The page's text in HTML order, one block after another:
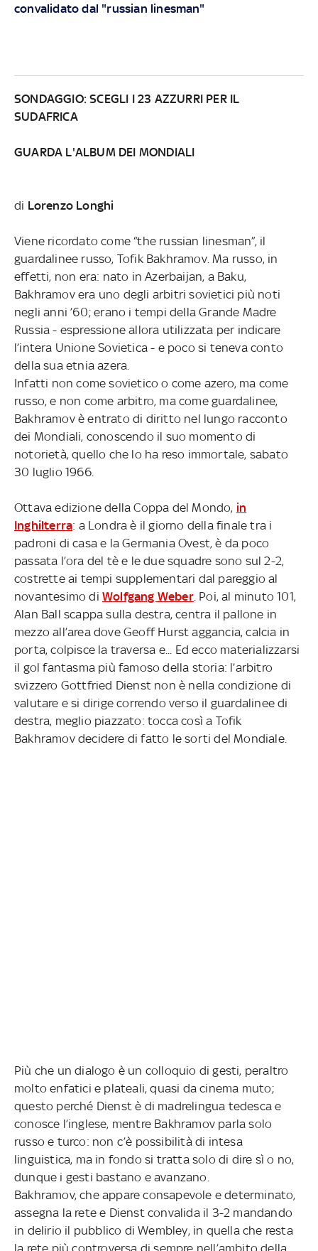
convalidato dal "russian linesman"
SONDAGGIO: SCEGLI I 23 AZZURRI PER IL
SUDAFRICA
GUARDA L'ALBUM DEI MONDIALI
di Lorenzo Longhi
Viene ricordato come “the russian linesman”, il
guardalinee russo, Tofik Bakhramov. Ma russo, in
effetti, non era: nato in Azerbaijan, a Baku,
Bakhramov era uno degli arbitri sovietici più noti
negli anni ’60; erano i tempi della Grande Madre
Russia - espressione allora utilizzata per indicare
l’intera Unione Sovietica - e poco si teneva conto
della sua etnia azera.
Infatti non come sovietico o come azero, ma come
russo, e non come arbitro, ma come guardalinee,
Bakhramov è entrato di diritto nel lungo racconto
dei Mondiali, conoscendo il suo momento di
notorietà, quello che lo ha reso immortale, sabato
30 luglio 1966.
Ottava edizione della Coppa del Mondo, in
Inghilterra: a Londra è il giorno della finale tra i
padroni di casa e la Germania Ovest, è da poco
passata l’ora del tè e le due squadre sono sul 2-2,
costrette ai tempi supplementari dal pareggio al
novantesimo di Wolfgang Weber. Poi, al minuto 101,
Alan Ball scappa sulla destra, centra il pallone in
mezzo all’area dove Geoff Hurst aggancia, calcia in
porta, colpisce la traversa e... Ed ecco materializzarsi
il gol fantasma più famoso della storia: l’arbitro
svizzero Gottfried Dienst non è nella condizione di
valutare e si dirige correndo verso il guardalinee di
destra, meglio piazzato: tocca così a Tofik
Bakhramov decidere di fatto le sorti del Mondiale.
Più che un dialogo è un colloquio di gesti, peraltro
molto enfatici e plateali, quasi da cinema muto;
questo perché Dienst è di madrelingua tedesca e
conosce l’inglese, mentre Bakhramov parla solo
russo e turco: non c’è possibilità di intesa
linguistica, ma in fondo si tratta solo di dire sì o no,
dunque i gesti bastano e avanzano.
Bakhramov, che appare consapevole e determinato,
assegna la rete e Dienst convalida il 3-2 mandando
in delirio il pubblico di Wembley, in quella che resta
la rete più controversa di sempre nell’ambito della